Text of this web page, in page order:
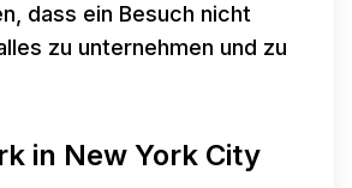
dass ein Besuch nicht
zu unternehmen und zu
in New York City